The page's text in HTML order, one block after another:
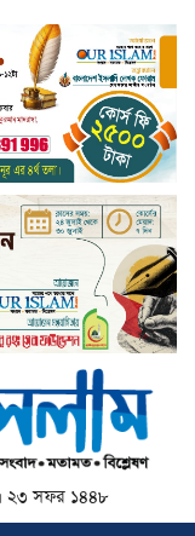
২৩ সফর ১৪৪৮